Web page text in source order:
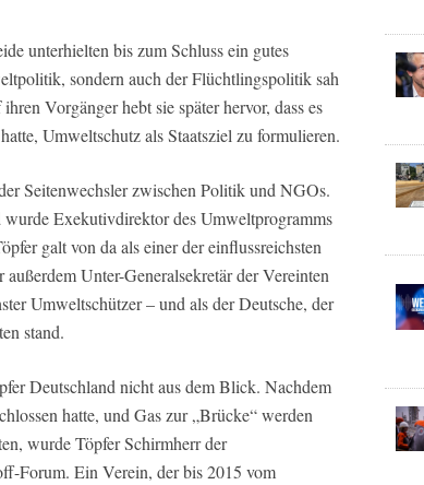
unterhielten bis zum Schluss ein gutes
sondern auch der Flüchtlingspolitik sah
Vorgänger hebt sie später hervor, dass es
Umweltschutz als Staatsziel zu formulieren.
Seitenwechsler zwischen Politik und NGOs.
Exekutivdirektor des Umweltprogramms
galt von da als einer der einflussreichsten
Unter-Generalsekretär der Vereinten
Umweltschützer – und als der Deutsche, der
stand.
Deutschland nicht aus dem Blick. Nachdem
hatte, und Gas zur „Brücke“ werden
wurde Töpfer Schirmherr der
Forum. Ein Verein, der bis 2015 vom